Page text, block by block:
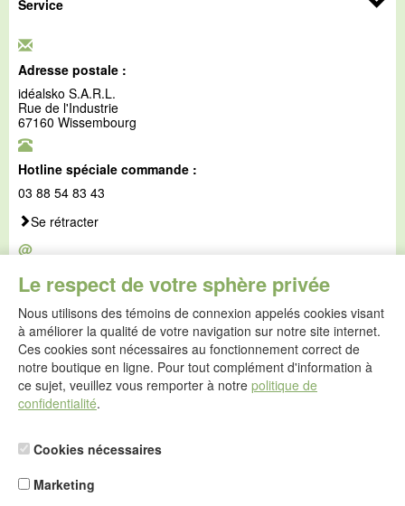
Le respect de votre sphère privée
Nous utilisons des témoins de connexion appelés cookies visant
à améliorer la qualité de votre navigation sur notre site internet.
Ces cookies sont nécessaires au fonctionnement correct de
notre boutique en ligne. Pour tout complément d'information à
ce sujet, veuillez vous remporter à notre politique de
confidentialité.
Cookies nécessaires
Marketing
Service
Adresse postale :
idéalsko S.A.R.L.
Rue de l'Industrie
67160 Wissembourg
Hotline spéciale commande :
03 88 54 83 43
Se rétracter
@
service@idealsko.fr
@
Formulaire de contact
Aller au formulaire de contact